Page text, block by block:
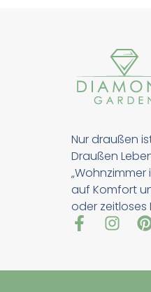
Nur draußen
Draußen
auf Komfort
oder